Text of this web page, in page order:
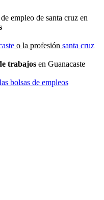
empleo de santa cruz en
o la profesión santa cruz
trabajos en Guanacaste
bolsas de empleos